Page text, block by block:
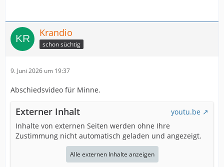
Krandio
schon süchtig
9. Juni 2026 um 19:37
Abschiedsvideo für Minne.
Externer Inhalt
youtu.be
Inhalte von externen Seiten werden ohne Ihre
Zustimmung nicht automatisch geladen und angezeigt.
Alle externen Inhalte anzeigen